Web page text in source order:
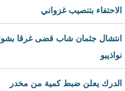
قضى غرقا بشواطئ
من مخدر